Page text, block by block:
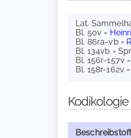
Lat.
Bl. 50v =
Bl. 86ra-vb =
Bl. 134vb =
Bl. 156r-157v =
Bl. 158r-162v =
Kodikologie